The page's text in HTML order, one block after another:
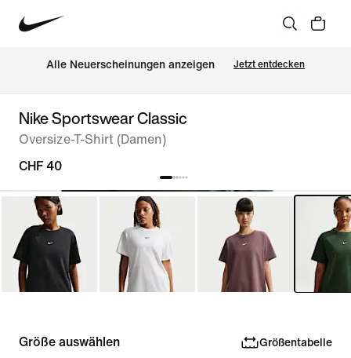
Alle Neuerscheinungen anzeigen Jetzt entdecken
Nike Sportswear Classic
Oversize-T-Shirt (Damen)
CHF 40
Größe auswählen Größentabelle